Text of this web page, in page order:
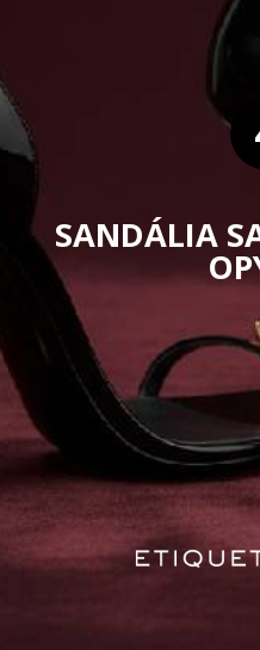
SANDÁLIA